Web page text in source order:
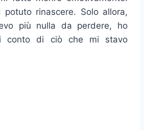
potuto rinascere. Solo allora,
più nulla da perdere, ho
conto di ciò che mi stavo